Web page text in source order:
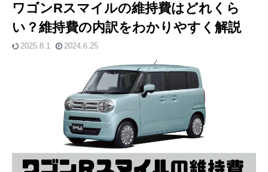
ワゴンRスマイルの維持費はどれくら
い？維持費の内訳をわかりやすく解説
2025.8.1 2024.6.25